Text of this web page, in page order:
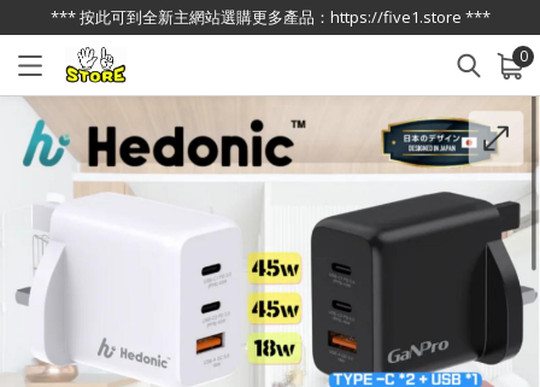
*** 按此可到全新主網站選購更多產品：https://five1.store ***
0
已加入購物車 查看